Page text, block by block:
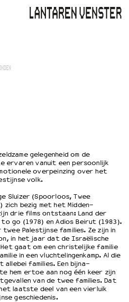
gelegenheid om de
ervaren vanuit een persoonlijk
overpeinzing over het
volk.
Sluizer (Spoorloos, Twee
bezig met het Midden-
drie films ontstaan: Land der
go (1978) en Adios Beirut (1983).
Palestijnse families. Ze zijn in
in het jaar dat de Israëlische
gaat om een christelijke familie
in een vluchtelingenkamp. Al die
families. Een bijna-
hem ertoe aan nog één keer zijn
van de twee families. Dat
laatste deel van een vierluik
geschiedenis.